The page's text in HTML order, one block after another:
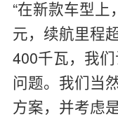
“在新款车型
元，续航里程
400千瓦，我
问题。我们当
方案，并考虑